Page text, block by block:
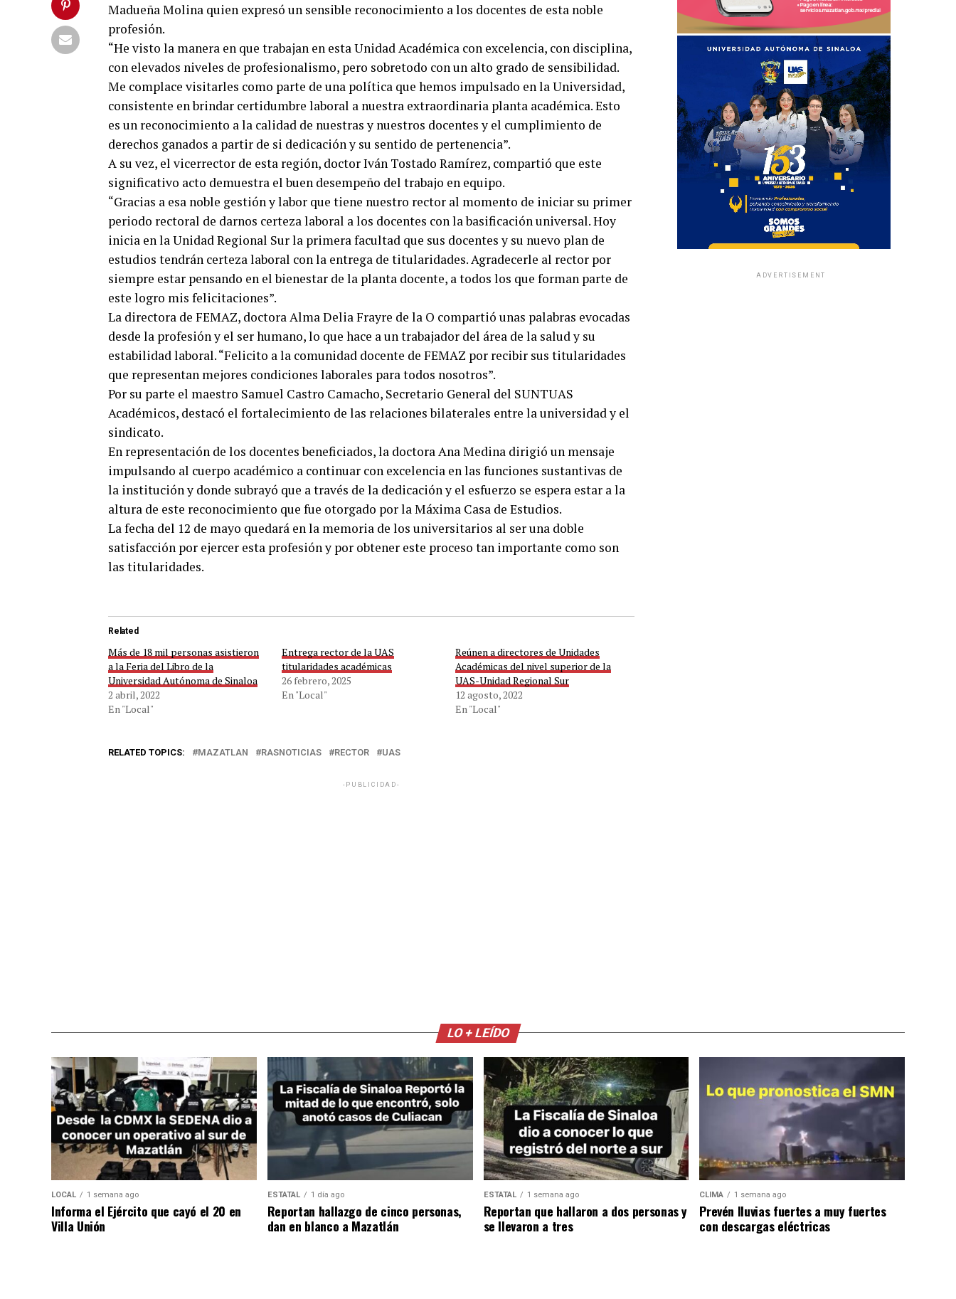
Madueña Molina quien expresó un sensible reconocimiento a los docentes de esta noble
profesión.
“He visto la manera en que trabajan en esta Unidad Académica con excelencia, con disciplina,
con elevados niveles de profesionalismo, pero sobretodo con un alto grado de sensibilidad.
Me complace visitarles como parte de una política que hemos impulsado en la Universidad,
consistente en brindar certidumbre laboral a nuestra extraordinaria planta académica. Esto
es un reconocimiento a la calidad de nuestras y nuestros docentes y el cumplimiento de
derechos ganados a partir de si dedicación y su sentido de pertenencia”.
A su vez, el vicerrector de esta región, doctor Iván Tostado Ramírez, compartió que este
significativo acto demuestra el buen desempeño del trabajo en equipo.
“Gracias a esa noble gestión y labor que tiene nuestro rector al momento de iniciar su primer
periodo rectoral de darnos certeza laboral a los docentes con la basificación universal. Hoy
inicia en la Unidad Regional Sur la primera facultad que sus docentes y su nuevo plan de
estudios tendrán certeza laboral con la entrega de titularidades. Agradecerle al rector por
siempre estar pensando en el bienestar de la planta docente, a todos los que forman parte de
este logro mis felicitaciones”.
La directora de FEMAZ, doctora Alma Delia Frayre de la O compartió unas palabras evocadas
desde la profesión y el ser humano, lo que hace a un trabajador del área de la salud y su
estabilidad laboral. “Felicito a la comunidad docente de FEMAZ por recibir sus titularidades
que representan mejores condiciones laborales para todos nosotros”.
Por su parte el maestro Samuel Castro Camacho, Secretario General del SUNTUAS
Académicos, destacó el fortalecimiento de las relaciones bilaterales entre la universidad y el
sindicato.
En representación de los docentes beneficiados, la doctora Ana Medina dirigió un mensaje
impulsando al cuerpo académico a continuar con excelencia en las funciones sustantivas de
la institución y donde subrayó que a través de la dedicación y el esfuerzo se espera estar a la
altura de este reconocimiento que fue otorgado por la Máxima Casa de Estudios.
La fecha del 12 de mayo quedará en la memoria de los universitarios al ser una doble
satisfacción por ejercer esta profesión y por obtener este proceso tan importante como son
las titularidades.
Related
Más de 18 mil personas asistieron
a la Feria del Libro de la
Universidad Autónoma de Sinaloa
2 abril, 2022
En "Local"
Entrega rector de la UAS
titularidades académicas
26 febrero, 2025
En "Local"
Reúnen a directores de Unidades
Académicas del nivel superior de la
UAS-Unidad Regional Sur
12 agosto, 2022
En "Local"
RELATED TOPICS: MAZATLAN RASNOTICIAS RECTOR UAS
-PUBLICIDAD-
ADVERTISEMENT
LO + LEÍDO
LOCAL 1 semana ago
Informa el Ejército que cayó el 20 en
Villa Unión
ESTATAL 1 día ago
Reportan hallazgo de cinco personas,
dan en blanco a Mazatlán
ESTATAL 1 semana ago
Reportan que hallaron a dos personas y
se llevaron a tres
CLIMA 1 semana ago
Prevén lluvias fuertes a muy fuertes
con descargas eléctricas